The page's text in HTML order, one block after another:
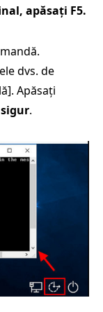
apăsați F5.
dvs. de
Apăsați
.